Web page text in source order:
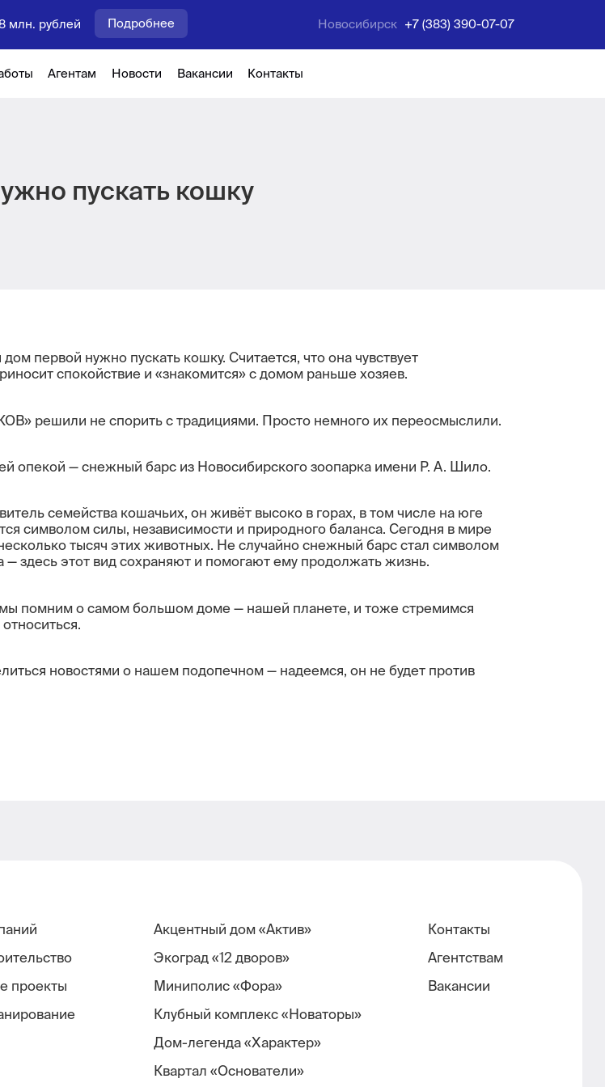
млн. рублей Подробнее Новосибирск +7 (383) 390-07-07
Агентам Новости Вакансии Контакты
пускать кошку
дом первой нужно пускать кошку. Считается, что она чувствует
спокойствие и «знакомится» с домом раньше хозяев.
решили не спорить с традициями. Просто немного их переосмыслили.
опекой — снежный барс из Новосибирского зоопарка имени Р. А. Шило.
семейства кошачьих, он живёт высоко в горах, в том числе на юге
символом силы, независимости и природного баланса. Сегодня в мире
тысяч этих животных. Не случайно снежный барс стал символом
— здесь этот вид сохраняют и помогают ему продолжать жизнь.
помним о самом большом доме — нашей планете, и тоже стремимся
новостями о нашем подопечном — надеемся, он не будет против
проекты
Акцентный дом «Актив»
Экоград «12 дворов»
Миниполис «Фора»
Клубный комплекс «Новаторы»
Дом-легенда «Характер»
Квартал «Основатели»
Контакты
Агентствам
Вакансии